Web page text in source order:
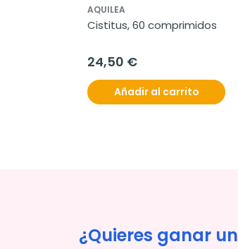
AQUILEA
Cistitus, 60 comprimidos
24,50 €
Añadir al carrito
¿Quieres ganar un